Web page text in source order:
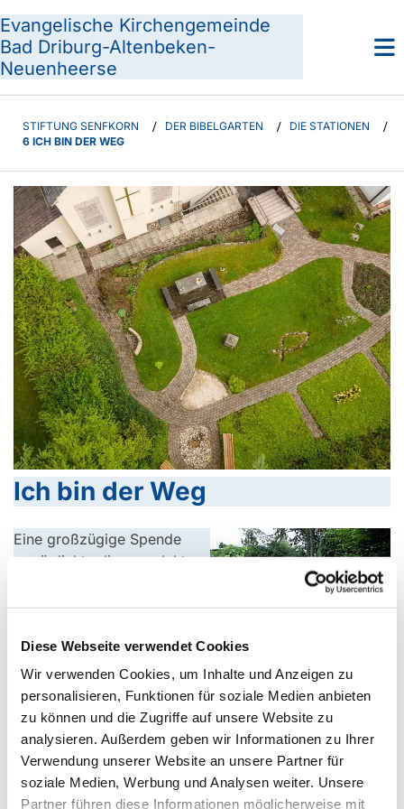
Diese Webseite verwendet Cookies
Wir verwenden Cookies, um Inhalte und Anzeigen zu
personalisieren, Funktionen für soziale Medien anbieten
zu können und die Zugriffe auf unsere Website zu
analysieren. Außerdem geben wir Informationen zu Ihrer
Verwendung unserer Website an unsere Partner für
soziale Medien, Werbung und Analysen weiter. Unsere
Partner führen diese Informationen möglicherweise mit
Evangelische Kirchengemeinde
Bad Driburg-Altenbeken-
Neuenheerse
STIFTUNG SENFKORN / DER BIBELGARTEN / DIE STATIONEN /
6 ICH BIN DER WEG
Ich bin der Weg
Eine großzügige Spende
ermöglichte die gemulchten
W
g
he
ute!